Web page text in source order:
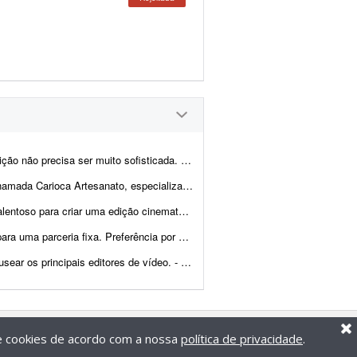
Procuro algo simples, dinâmico e ag...
feitas à mão com pedras naturais, cristais, resina e outros materiais. Estou procu...
qualidade de um salto de paraquedas pessoal. O projeto envolve a ediç&...
Serão de 2 a 3 vídeos por semana para um canal no YouTube...
- Produção e edição de 25 vídeos. - Experi&...
de acordo com a nossa política de privacidade.